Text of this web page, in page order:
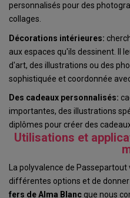
personnalisés pour des
collages.
Décorations intérieures:
aux espaces qu'ils dessinent. Il
d'art, des illustrations ou des
sophistiquée et coordonnée
Des cadeaux personnalisés:
importantes, des illustrations
diplômes pour créer des
Utilisations et
La polyvalence de
différentes options et de
fers de Alma Blanc que nous